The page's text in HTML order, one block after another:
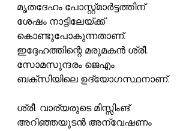
മൃതദേഹം പോസ്റ്റ്മാർട്ടത്തിന്
ശേഷം നാട്ടിലേയ്ക്ക്
കൊണ്ടുപോകുന്നതാണ്.
ഇദ്ദേഹത്തിന്റെ മരുമകൻ ശ്രീ.
സോമസുന്ദരം ജെഎം
ബക്സിയിലെ ഉദ്യോഗസ്ഥനാണ്.
ശ്രീ. വാര്യരുടെ മിസ്സിംങ്
അറിഞ്ഞയുടൻ അന്വേഷണം